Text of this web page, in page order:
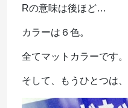
Rの意味は後ほど…
カラーは６色。
全てマットカラーです。
そして、もうひとつは、